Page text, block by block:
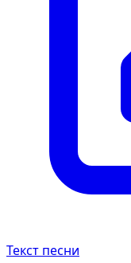
Текст песни